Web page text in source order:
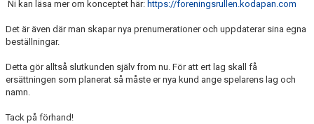
Ni kan läsa mer om konceptet här: https://foreningsrullen.kodapan.com
Det är även där man skapar nya prenumerationer och uppdaterar sina egna
beställningar.
Detta gör alltså slutkunden själv from nu. För att ert lag skall få
ersättningen som planerat så måste er nya kund ange spelarens lag och
namn.
Tack på förhand!